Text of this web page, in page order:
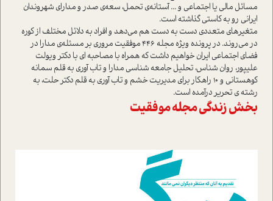
مسائل مالی یا اجتماعی و ... آستانه‌ی تحمل، سعه‌‌ی صدر و مدارای شهروندان
ایرانی رو به کاستی گذاشته است.
متغیرهای متعددی دست به دست هم می‌دهد و افراد به دلائل مختلف از کوره
در می‌روند. در پرونده ویژه مجله 446 موفقیت مروری بر مسئله‌ی مدارا در
فضای اجتماعی ایران خواهیم داشت که همراه با مصاحبه ای با دکتر ویولت
علیپور، روان شناس، تحلیل جامعه شناسی مدارا و تاب آوری به قلم سمانه
کوهستانی و 10 راهکار برای مدیریت خشم و تاب آوری به قلم دکتر حلت، به
رشته ی تحریر درآمده است.
بخش زندگی مجله موفقیت